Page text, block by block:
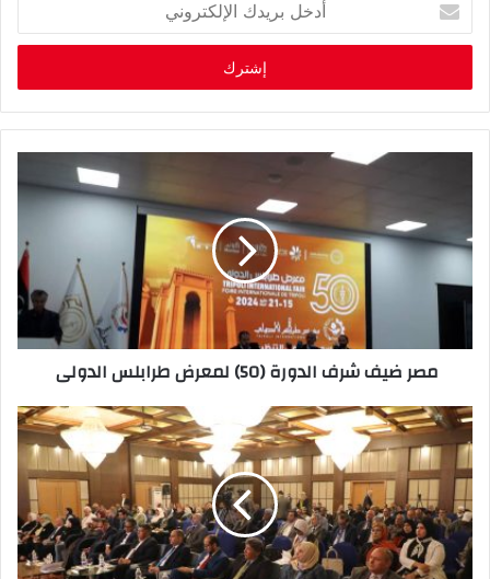
خ
ب
ر
إ
ي
مصر ضيف شرف الدورة (50) لمعرض طرابلس الدولى